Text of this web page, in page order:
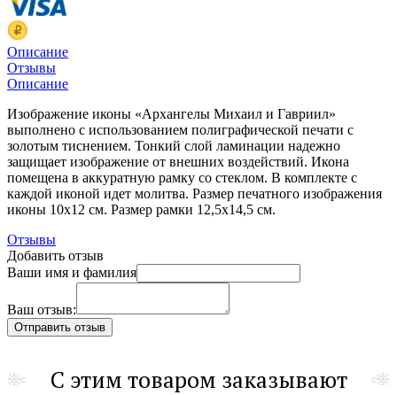
Описание
Отзывы
Описание
Изображение иконы «Архангелы Михаил и Гавриил»
выполнено с использованием полиграфической печати с
золотым тиснением. Тонкий слой ламинации надежно
защищает изображение от внешних воздействий. Икона
помещена в аккуратную рамку со стеклом. В комплекте с
каждой иконой идет молитва. Размер печатного изображения
иконы 10х12 см. Размер рамки 12,5х14,5 см.
Отзывы
Добавить отзыв
Ваши имя и фамилия
Ваш отзыв:
С этим товаром заказывают